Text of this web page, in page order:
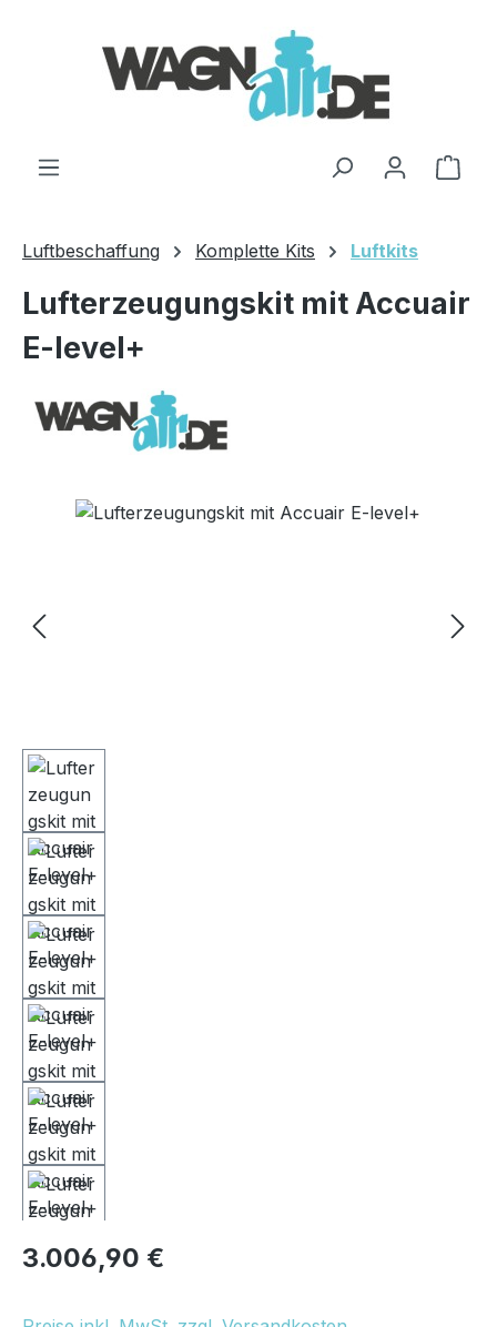
Luftbeschaffung Komplette Kits Luftkits
Lufterzeugungskit mit Accuair
E-level+
Bildergalerie überspringen
Regulärer Preis:
3.006,90 €